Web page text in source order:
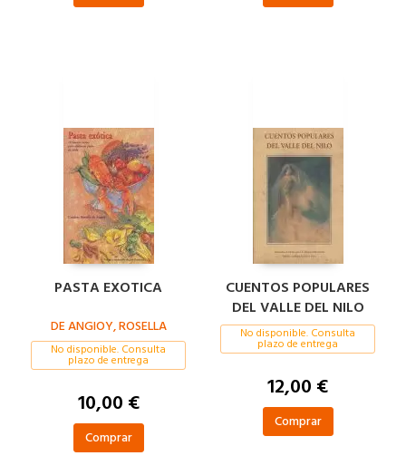
PASTA EXOTICA
DE ANGIOY, ROSELLA
No disponible. Consulta
plazo de entrega
10,00 €
Comprar
CUENTOS POPULARES
DEL VALLE DEL NILO
No disponible. Consulta
plazo de entrega
12,00 €
Comprar